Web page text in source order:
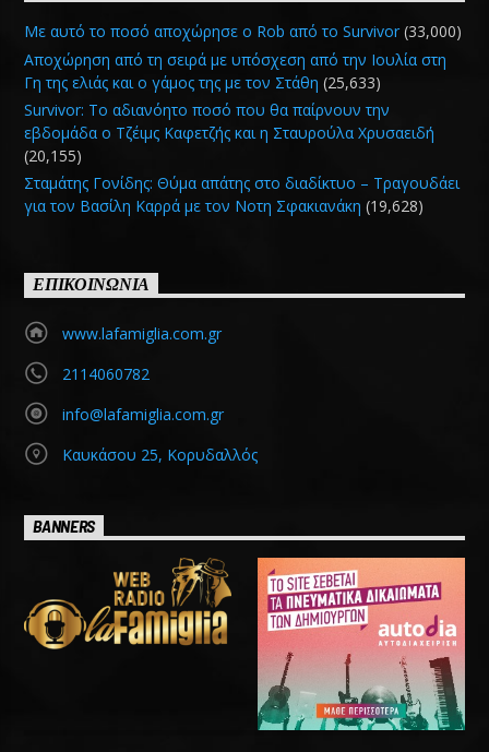
Με αυτό το ποσό αποχώρησε ο Rob από το Survivor (33,000)
Αποχώρηση από τη σειρά με υπόσχεση από την Ιουλία στη
Γη της ελιάς και ο γάμος της με τον Στάθη (25,633)
Survivor: Το αδιανόητο ποσό που θα παίρνουν την
εβδομάδα ο Τζέιμς Καφετζής και η Σταυρούλα Χρυσαειδή
(20,155)
Σταμάτης Γονίδης: Θύμα απάτης στο διαδίκτυο – Τραγουδάει
για τον Βασίλη Καρρά με τον Νοτη Σφακιανάκη (19,628)
ΕΠΙΚΟΙΝΩΝΙΑ
www.lafamiglia.com.gr
2114060782
info@lafamiglia.com.gr
Καυκάσου 25, Κορυδαλλός
BANNERS